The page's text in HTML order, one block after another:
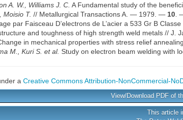
A. W., Williams J. C. A Fundamental study of the
Moisio T. // Metallurgical Transactions A. — 1979. — 10 .
par Faisceau D’electrons de L’acier a 533 Gr B
and toughness of high strength weld metals //
in mechanical properties with stress relief
M., Kuri S. et al. Study on electron beam welding with
a Creative Commons Attribution-NonCommercial-
View/Download PDF of
This article